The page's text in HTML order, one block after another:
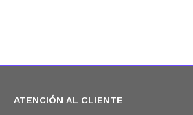
ATENCIÓN AL CLIENTE